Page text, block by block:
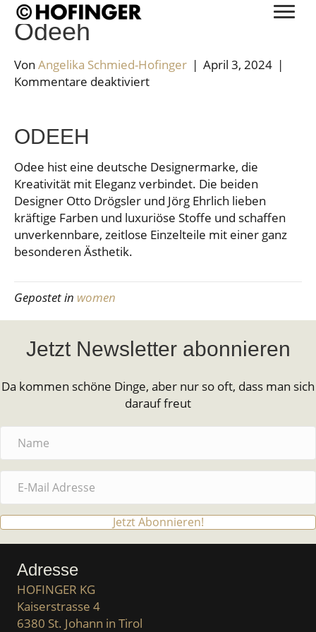
Odeeh
Von Angelika Schmied-Hofinger | April 3, 2024 |
Kommentare deaktiviertfür
ODEEH
Odee hist eine deutsche Designermarke, die
Kreativität mit Eleganz verbindet. Die beiden
Designer Otto Drögsler und Jörg Ehrlich lieben
kräftige Farben und luxuriöse Stoffe und schaffen
unverkennbare, zeitlose Einzelteile mit einer ganz
besonderen Ästhetik.
Gepostet in women
Jetzt Newsletter abonnieren
Da kommen schöne Dinge, aber nur so oft, dass man sich
darauf freut
Jetzt Abonnieren!
Adresse
HOFINGER KG
Kaiserstrasse 4
6380 St. Johann in Tirol